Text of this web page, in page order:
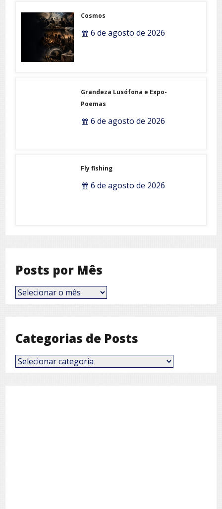
Cosmos
6 de agosto de 2026
Grandeza Lusófona e Expo-
Poemas
6 de agosto de 2026
Fly fishing
6 de agosto de 2026
Posts por Mês
Posts
por
Categorias de Posts
Categorias
de